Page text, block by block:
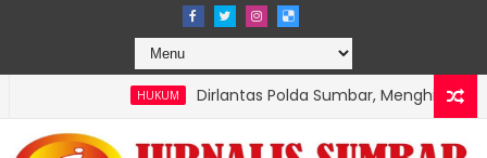
Dirlantas Polda Sumbar, Menghimbau: Tertib